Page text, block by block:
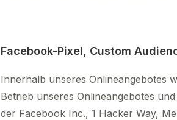
Facebook-Pixel, Custom
Innerhalb unseres Onlineangebotes
Betrieb unseres Onlineangebotes
der Facebook Inc., 1 Hacker Way,